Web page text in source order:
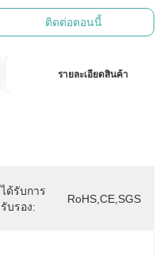
ติดต่อตอนนี้
รายละเอียดสินค้า
ได้รับการ
รับรอง:
RoHS,CE,SGS